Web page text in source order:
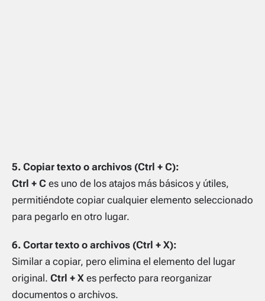
5. Copiar texto o archivos (Ctrl + C):
Ctrl + C es uno de los atajos más básicos y útiles,
permitiéndote copiar cualquier elemento seleccionado
para pegarlo en otro lugar.
6. Cortar texto o archivos (Ctrl + X):
Similar a copiar, pero elimina el elemento del lugar
original. Ctrl + X es perfecto para reorganizar
documentos o archivos.